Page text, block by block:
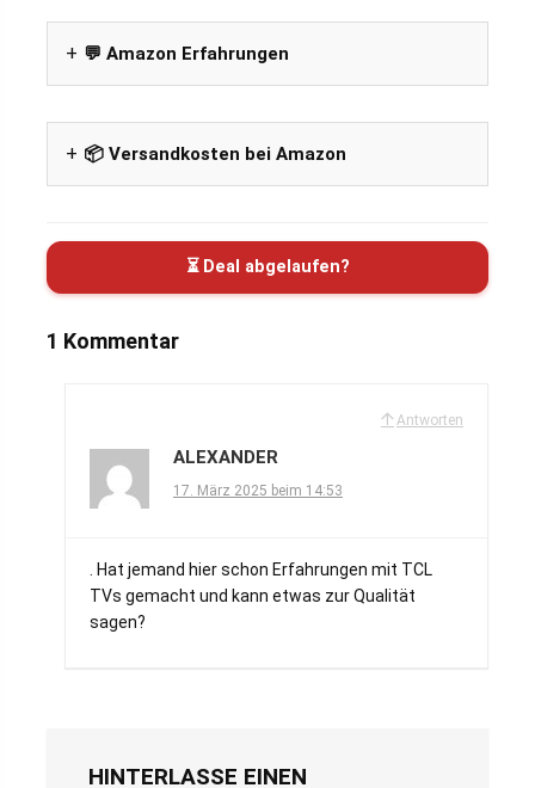
💬 Amazon Erfahrungen
📦 Versandkosten bei Amazon
⏳ Deal abgelaufen?
1 Kommentar
Antworten
ALEXANDER
17. März 2025 beim 14:53
. Hat jemand hier schon Erfahrungen mit TCL
TVs gemacht und kann etwas zur Qualität
sagen?
HINTERLASSE EINEN